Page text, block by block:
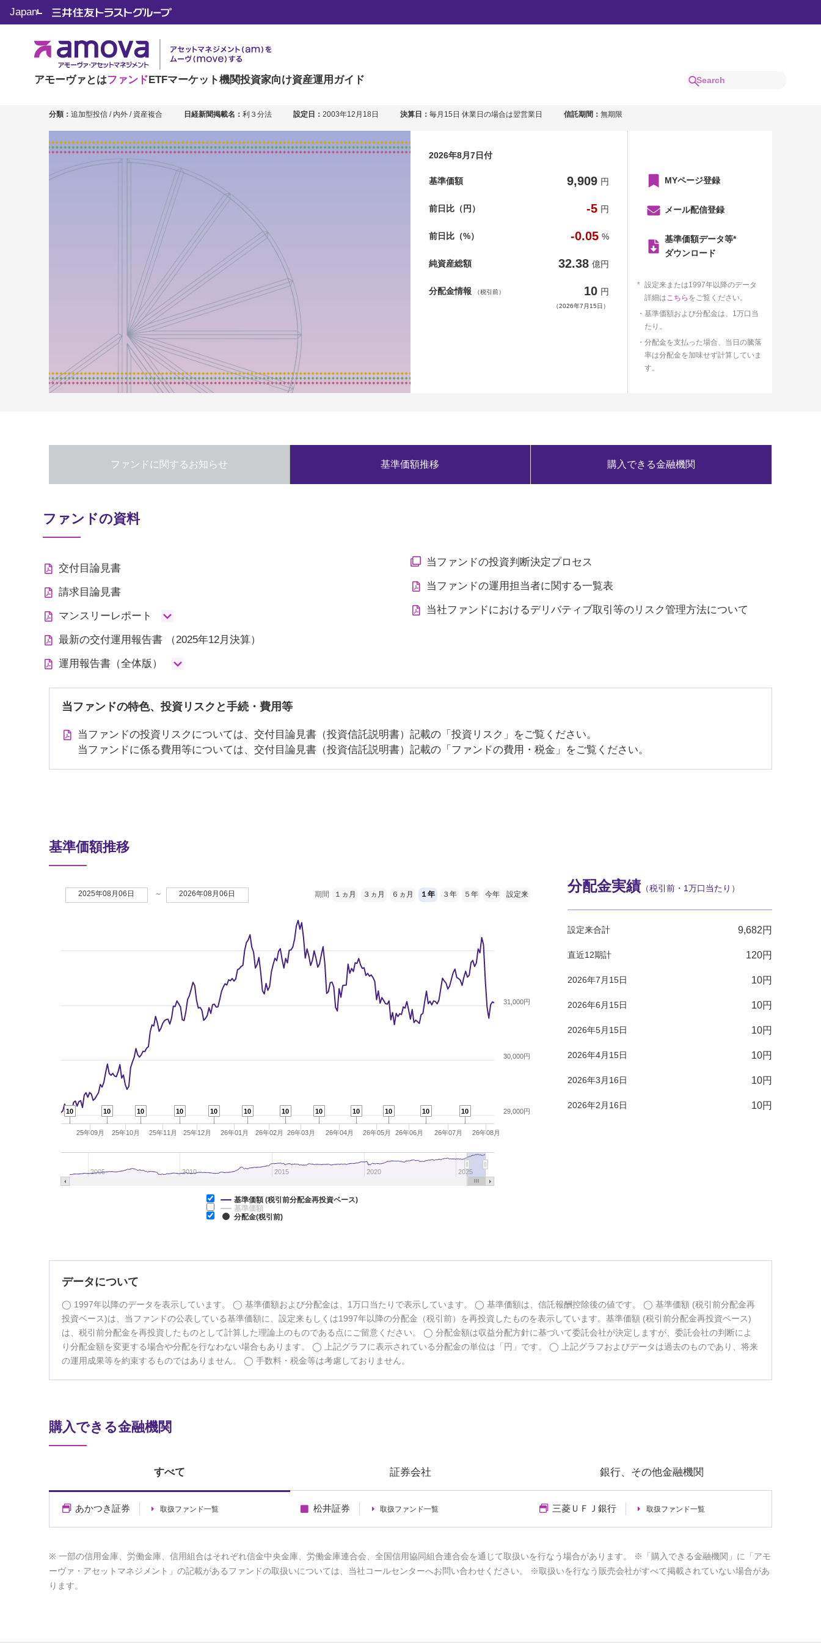
アモーヴァとはファンドETFマーケット機関投資家向け資産運用ガイド
Japan
利回り財産３分法ファンド（不動産・債券・株式）毎月分配型
愛称：利回り財産３分法
分類： 追加型投信 / 内外 / 資産複合 日経新聞掲載名： 利３分法 設定日： 2003年12月18日 決算日： 毎月15日 休業日の場合は翌営業日 信託期間： 無期限
2026年8月7日付
基準価額 9,909 円
前日比（円） -5 円
前日比（%） -0.05 %
純資産総額 32.38 億円
分配金情報 （税引前） 10 円
（2026年7月15日）
MYページ登録
メール配信登録
基準価額データ等*
ダウンロード
設定来または1997年以降のデータ
詳細はこちら をご覧ください。
基準価額および分配金は、1万口当
たり。
分配金を支払った場合、当日の騰落
率は分配金を加味せず計算していま
す。
ファンドに関するお知らせ 基準価額推移 購入できる金融機関
ファンドの資料
交付目論見書
請求目論見書
マンスリーレポート
最新の交付運用報告書 （2025年12月決算）
運用報告書（全体版）
当ファンドの投資判断決定プロセス
当ファンドの運用担当者に関する一覧表
当社ファンドにおけるデリバティブ取引等のリスク管理方法について
当ファンドの特色、投資リスクと手続・費用等
当ファンドの投資リスクについては、交付目論見書（投資信託説明書）記載の「投資リスク」をご覧ください。
当ファンドに係る費用等については、交付目論見書（投資信託説明書）記載の「ファンドの費用・税金」をご覧ください。
基準価額推移
10
10
10
10
10
10
10
10
10
10
10
10
25年09月 25年10月 25年11月 25年12月 26年01月 26年02月 26年03月 26年04月 26年05月 26年06月 26年07月 26年08月
2005 2010 2015 2020 2025
29,000円
30,000円
31,000円
期間 １ヵ月 ３ヵ月 ６ヵ月 １年 ３年 ５年 今年 設定来
2025年08月06日 ～ 2026年08月06日
基準価額 (税引前分配金再投資ベース)
基準価額
分配金(税引前)
分配金実績 （税引前・1万口当たり）
設定来合計 9,682円
直近12期計 120円
2026年7月15日 10円
2026年6月15日 10円
2026年5月15日 10円
2026年4月15日 10円
2026年3月16日 10円
2026年2月16日 10円
データについて
1997年以降のデータを表示しています。 基準価額および分配金は、1万口当たりで表示しています。 基準価額は、信託報酬控除後の値です。
基準価額 (税引前分配金再
投資ベース)は、当ファンドの公表している基準価額に、設定来もしくは1997年以降の分配金（税引前）を再投資したものを表示しています。基準価額 (税引前分配金再投資ベース)
は、税引前分配金を再投資したものとして計算した理論上のものである点にご留意ください。
分配金額は収益分配方針に基づいて委託会社が決定しますが、委託会社の判断によ
り分配金額を変更する場合や分配を行なわない場合もあります。
上記グラフに表示されている分配金の単位は「円」です。
上記グラフおよびデータは過去のものであり、将来
の運用成果等を約束するものではありません。
手数料・税金等は考慮しておりません。
購入できる金融機関
すべて 証券会社 銀行、その他金融機関
あかつき証券 取扱ファンド一覧 松井証券 取扱ファンド一覧 三菱ＵＦＪ銀行 取扱ファンド一覧
一部の信用金庫、労働金庫、信用組合はそれぞれ信金中央金庫、労働金庫連合会、全国信用協同組合連合会を通じて取扱いを行なう場合があります。 ※「購入できる金融機関」に「アモ
ーヴァ・アセットマネジメント」の記載があるファンドの取扱いについては、当社コールセンターへお問い合わせください。 ※取扱いを行なう販売会社がすべて掲載されていない場合があ
ります。